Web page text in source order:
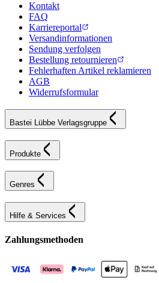
Kontakt
FAQ
Karriereportal
Versandinformationen
Sendung verfolgen
Bestellung retournieren
Fehlerhaften Artikel reklamieren
AGB
Widerrufsformular
Bastei Lübbe Verlagsgruppe
Produkte
Genres
Hilfe & Services
Zahlungsmethoden